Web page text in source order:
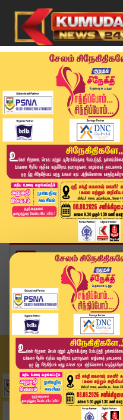
Home
வீடியோ ஸ்டோரி
TN Government | CM